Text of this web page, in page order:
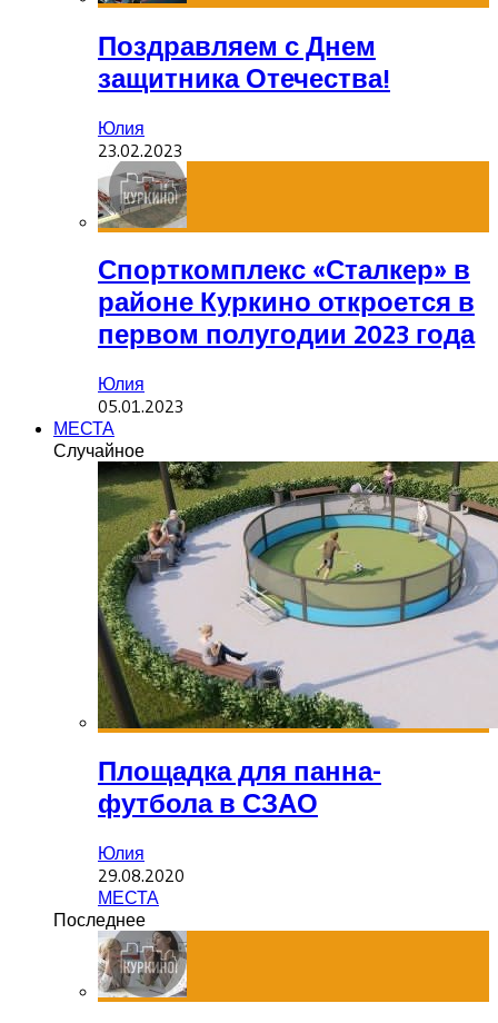
Поздравляем с Днем
защитника Отечества!
Юлия
23.02.2023
Спорткомплекс «Сталкер» в
районе Куркино откроется в
первом полугодии 2023 года
Юлия
05.01.2023
МЕСТА
Случайное
Площадка для панна-
футбола в СЗАО
Юлия
29.08.2020
МЕСТА
Последнее